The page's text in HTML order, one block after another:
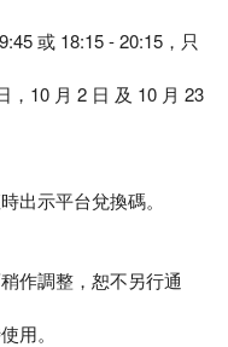
或 18:15 - 20:15，只
，10 月 2 日 及 10 月 23
出示平台兌換碼。
作調整，恕不另行通
用。